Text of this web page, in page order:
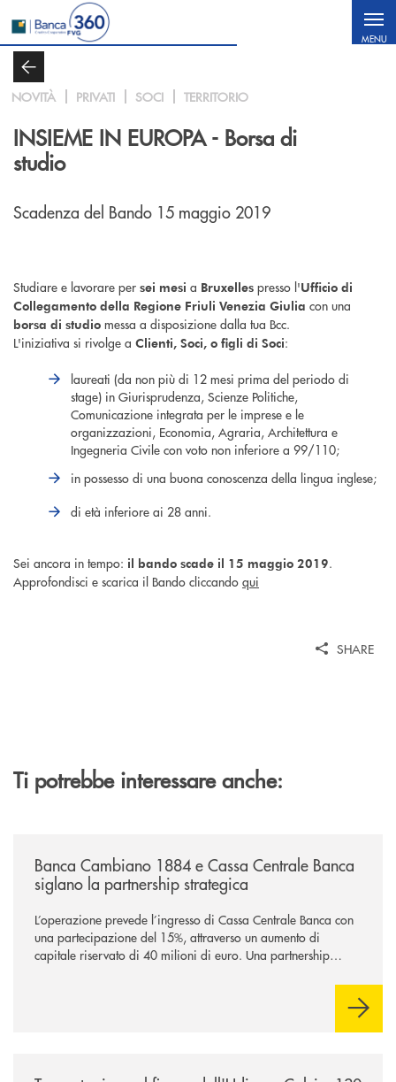
Salta al contenuto principale
MENU
NOVITÀ PRIVATI SOCI TERRITORIO
INSIEME IN EUROPA - Borsa di
studio
Scadenza del Bando 15 maggio 2019
Studiare e lavorare per sei mesi a Bruxelles presso l'Ufficio di
Collegamento della Regione Friuli Venezia Giulia con una
borsa di studio messa a disposizione dalla tua Bcc.
L'iniziativa si rivolge a Clienti, Soci, o figli di Soci:
laureati (da non più di 12 mesi prima del periodo di
stage) in Giurisprudenza, Scienze Politiche,
Comunicazione integrata per le imprese e le
organizzazioni, Economia, Agraria, Architettura e
Ingegneria Civile con voto non inferiore a 99/110;
in possesso di una buona conoscenza della lingua inglese;
di età inferiore ai 28 anni.
Sei ancora in tempo: il bando scade il 15 maggio 2019.
Approfondisci e scarica il Bando cliccando qui
SHARE
Ti potrebbe interessare anche:
Banca Cambiano 1884 e Cassa Centrale Banca
siglano la partnership strategica
L’operazione prevede l’ingresso di Cassa Centrale Banca con
una partecipazione del 15%, attraverso un aumento di
capitale riservato di 40 milioni di euro. Una partnership
comuni e sulla prossimità ai territori, per ampliare l’offerta e